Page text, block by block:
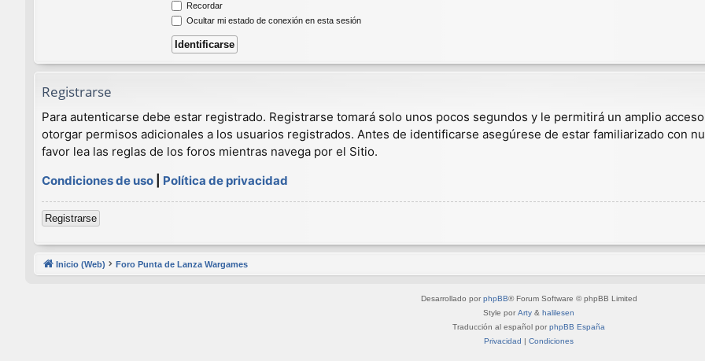
Recordar
Ocultar mi estado de conexión en esta sesión
Registrarse
Para autenticarse debe estar registrado. Registrarse tomará solo unos pocos segundos y le permitirá un amplio
otorgar permisos adicionales a los usuarios registrados. Antes de identificarse asegúrese de estar familiarizado con
favor lea las reglas de los foros mientras navega por el Sitio.
Condiciones de uso
Política de privacidad
Registrarse
Inicio (Web) Foro Punta de Lanza Wargames
Desarrollado por phpBB® Forum Software © phpBB Limited
Style por Arty & halilesen
Traducción al español por phpBB España
Privacidad | Condiciones